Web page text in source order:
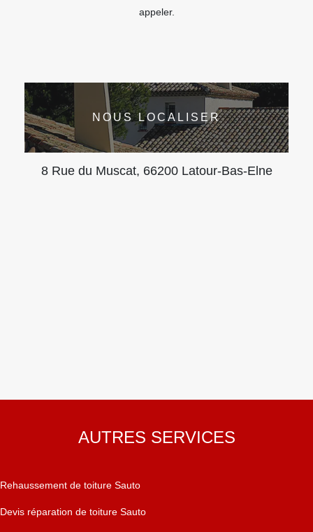
appeler.
NOUS LOCALISER
8 Rue du Muscat, 66200 Latour-Bas-Elne
AUTRES SERVICES
Rehaussement de toiture Sauto
Devis réparation de toiture Sauto